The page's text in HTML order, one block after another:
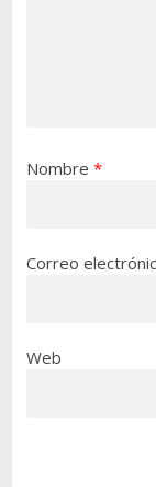
Nombre *
Correo
Web